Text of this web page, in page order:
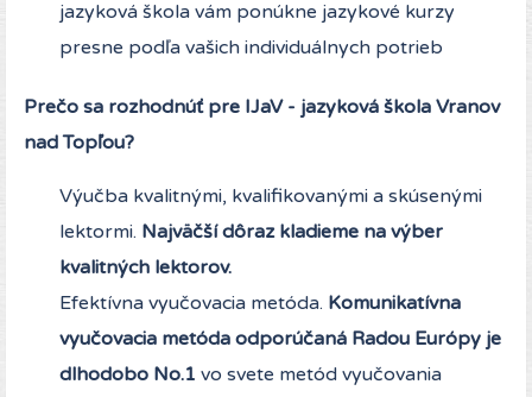
jazyková škola vám ponúkne jazykové kurzy
presne podľa vašich individuálnych potrieb
Prečo sa rozhodnúť pre IJaV - jazyková škola Vranov
nad Topľou?
Výučba kvalitnými, kvalifikovanými a skúsenými
lektormi. Najväčší dôraz kladieme na výber
kvalitných lektorov.
Efektívna vyučovacia metóda. Komunikatívna
vyučovacia metóda odporúčaná Radou Európy je
dlhodobo No.1 vo svete metód vyučovania